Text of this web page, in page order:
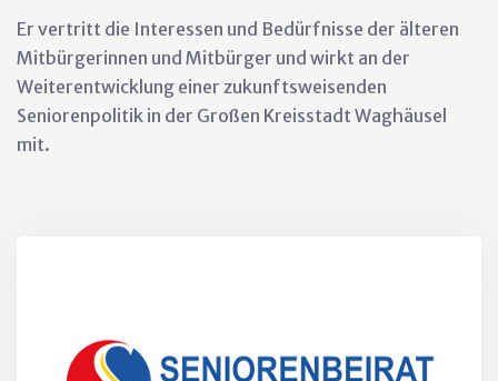
Er vertritt die Interessen und Bedürfnisse der älteren
Mitbürgerinnen und Mitbürger und wirkt an der
Weiterentwicklung einer zukunftsweisenden
Seniorenpolitik in der Großen Kreisstadt Waghäusel
mit.